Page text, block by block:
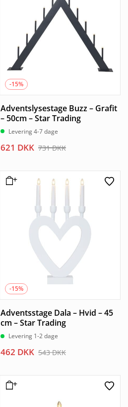
-15%
Adventslysestage Buzz – Grafit
– 50cm – Star Trading
Levering 4-7 dage
731DKK
Den
var:
621 DKK
Den
er:
-15%
Adventsstage Dala – Hvid – 45
cm – Star Trading
Levering 1-2 dage
543DKK
Den
var:
462 DKK
Den
er: